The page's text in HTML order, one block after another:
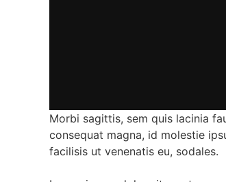
Morbi sagittis, sem quis lacinia
consequat magna, id molestie
facilisis ut venenatis eu, sodales.